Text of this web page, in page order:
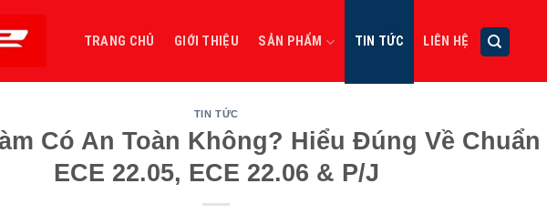
TRANG CHỦ GIỚI THIỆU SẢN PHẨM TIN TỨC LIÊN HỆ
TIN TỨC
Có An Toàn Không? Hiểu Đúng Về Chuẩn
ECE 22.05, ECE 22.06 & P/J